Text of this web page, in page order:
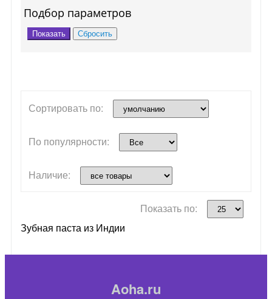
Подбор параметров
Сортировать по:
По популярности:
Наличие:
Показать по:
Зубная паста из Индии
Aoha.ru